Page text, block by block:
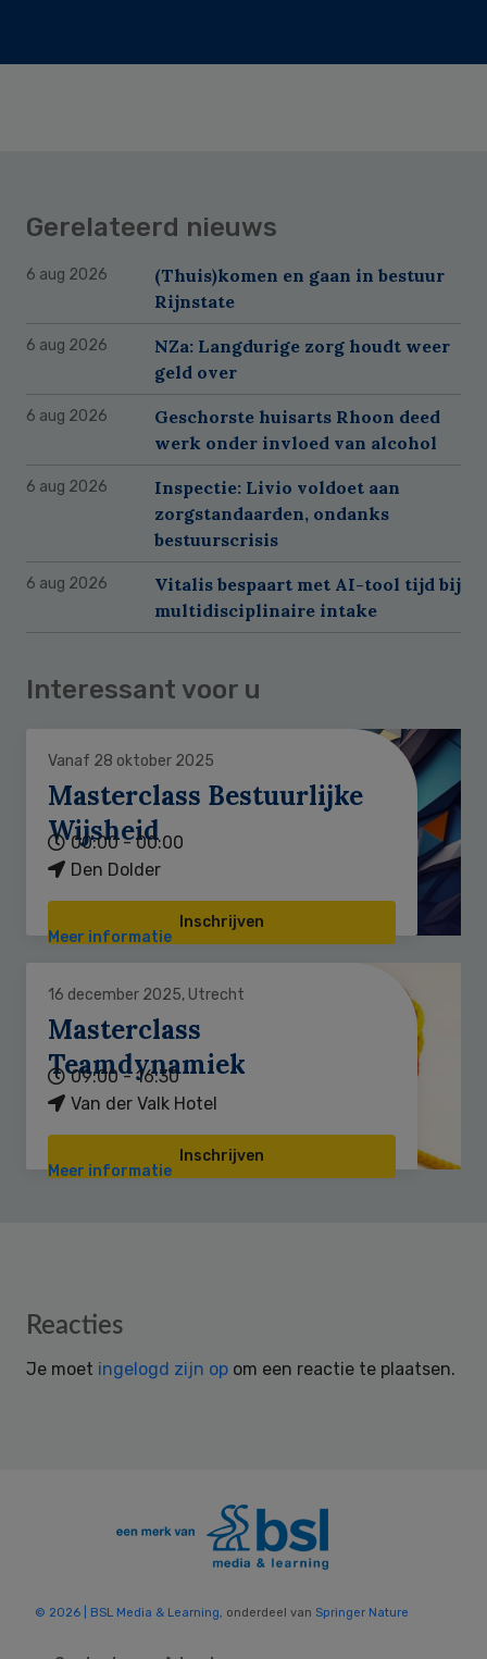
Gerelateerd nieuws
6 aug 2026
(Thuis)komen en gaan in bestuur
Rijnstate
6 aug 2026
NZa: Langdurige zorg houdt weer
geld over
6 aug 2026
Geschorste huisarts Rhoon deed
werk onder invloed van alcohol
6 aug 2026
Inspectie: Livio voldoet aan
zorgstandaarden, ondanks
bestuurscrisis
6 aug 2026
Vitalis bespaart met AI-tool tijd bij
multidisciplinaire intake
Interessant voor u
Vanaf 28 oktober 2025
Masterclass Bestuurlijke
Wijsheid
00:00 - 00:00
Den Dolder
Inschrijven
Meer informatie
16 december 2025, Utrecht
Masterclass
Teamdynamiek
09:00 - 16:30
Van der Valk Hotel
Inschrijven
Meer informatie
Reader
Reacties
Je moet ingelogd zijn op om een reactie te plaatsen.
© 2026 | BSL Media & Learning , onderdeel van Springer Nature